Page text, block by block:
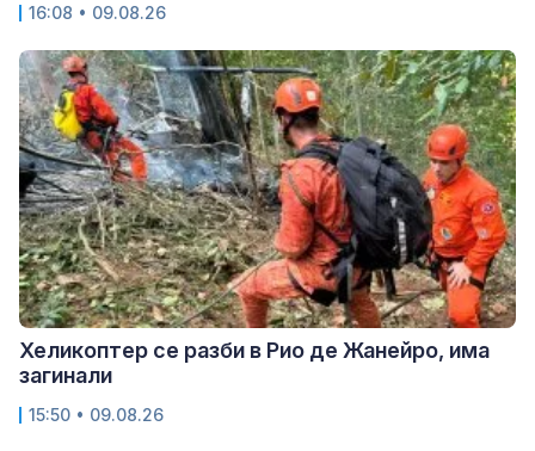
16:08 • 09.08.26
Хеликоптер се разби в Рио де Жанейро, има
загинали
15:50 • 09.08.26